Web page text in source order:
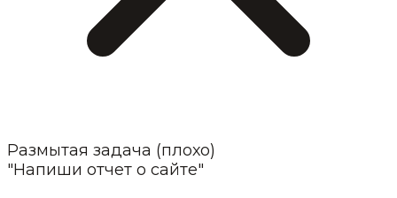
Размытая задача (плохо)
"Напиши отчет о сайте"